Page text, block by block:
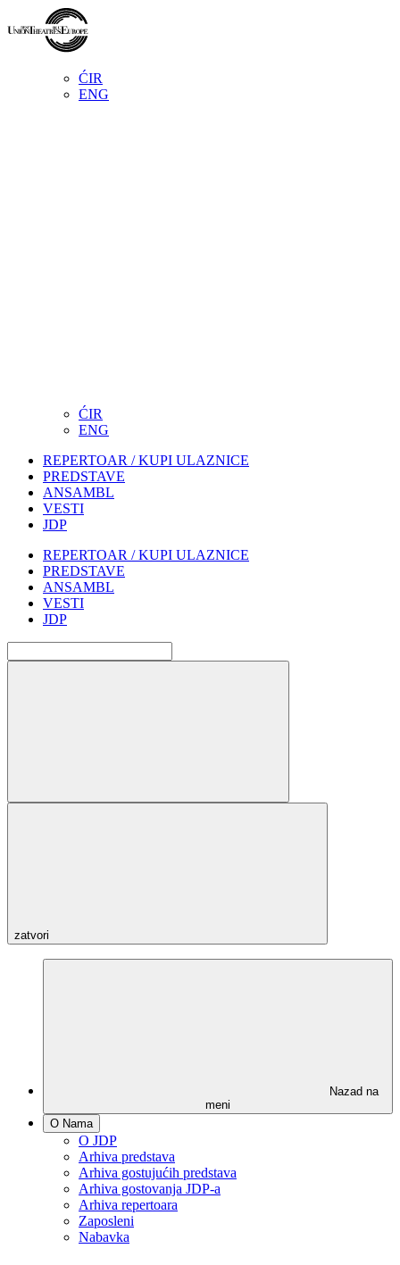
ĆIR
ENG
ĆIR
ENG
REPERTOAR / KUPI ULAZNICE
PREDSTAVE
ANSAMBL
VESTI
JDP
REPERTOAR / KUPI ULAZNICE
PREDSTAVE
ANSAMBL
VESTI
JDP
zatvori
Nazad na
meni
O Nama
O JDP
Arhiva predstava
Arhiva gostujućih predstava
Arhiva gostovanja JDP-a
Arhiva repertoara
Zaposleni
Nabavka